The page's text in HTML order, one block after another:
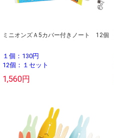
ミニオンズＡ5カバー付きノート 12個
１個：130円
12個：１セット
1,560円